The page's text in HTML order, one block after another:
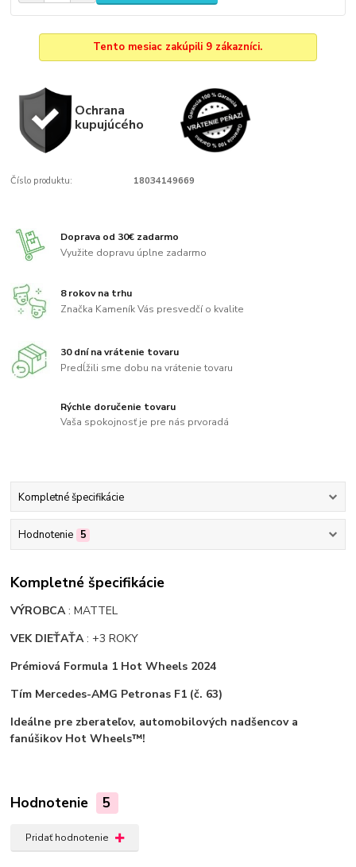
Tento mesiac zakúpili 9 zákazníci.
Ochrana
kupujúcého
Číslo produktu: 18034149669
Doprava od 30€ zadarmo
Využite dopravu úplne zadarmo
8 rokov na trhu
Značka Kameník Vás presvedčí o kvalite
30 dní na vrátenie tovaru
Predĺžili sme dobu na vrátenie tovaru
Rýchle doručenie tovaru
Vaša spokojnosť je pre nás prvoradá
Kompletné špecifikácie
Hodnotenie 5
Kompletné špecifikácie
VÝROBCA: MATTEL
VEK DIEŤAŤA: +3 ROKY
Prémiová Formula 1 Hot Wheels 2024
Tím Mercedes-AMG Petronas F1 (č. 63)
Ideálne pre zberateľov, automobilových nadšencov a
fanúšikov Hot Wheels™!
Hodnotenie 5
Pridať hodnotenie